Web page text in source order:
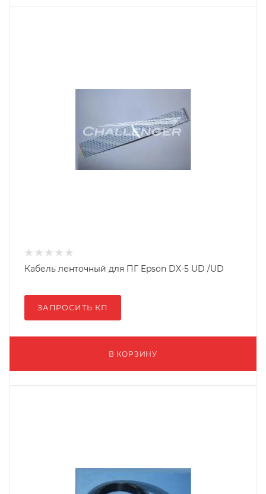
Кабель ленточный для ПГ Epson DX-5 UD /UD
ЗАПРОСИТЬ КП
В КОРЗИНУ